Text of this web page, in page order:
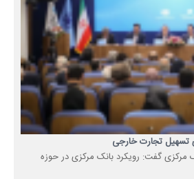
تسهیل تجارت خارجی
مرکزی گفت: رویکرد بانک مرکزی در حوزه